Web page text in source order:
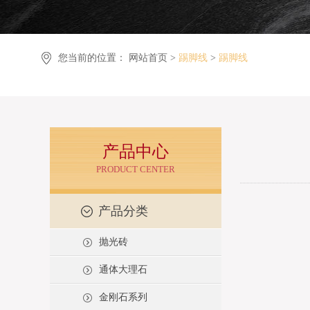
您当前的位置： 网站首页 > 踢脚线 > 踢脚线
产品中心
PRODUCT CENTER
产品分类
抛光砖
通体大理石
金刚石系列